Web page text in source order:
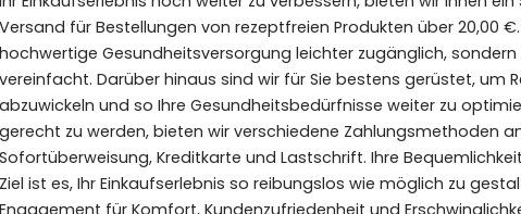
Versand für Bestellungen von rezeptfreien Produkten über 20,00
hochwertige Gesundheitsversorgung leichter zugänglich, sondern
vereinfacht. Darüber hinaus sind wir für Sie bestens gerüstet, um
abzuwickeln und so Ihre Gesundheitsbedürfnisse weiter zu
gerecht zu werden, bieten wir verschiedene Zahlungsmethoden
Sofortüberweisung, Kreditkarte und Lastschrift. Ihre
Ziel ist es, Ihr Einkaufserlebnis so reibungslos wie möglich zu
Engagement für Komfort, Kundenzufriedenheit und